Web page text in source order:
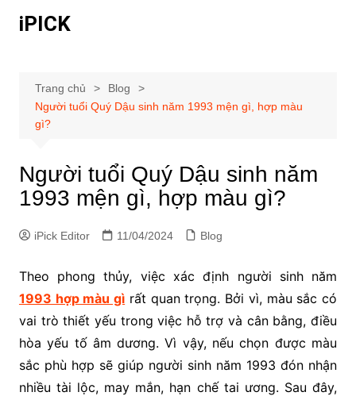
đếniPICK
Trang chủ
Blog
Người tuổi Quý Dậu sinh năm 1993 mện gì, hợp màu
gì?
Người tuổi Quý Dậu sinh năm
1993 mện gì, hợp màu gì?
iPick Editor 11/04/2024 Blog
Theo phong thủy, việc xác định người sinh năm
1993 hợp màu gì rất quan trọng. Bởi vì, màu sắc có
vai trò thiết yếu trong việc hỗ trợ và cân bằng, điều
hòa yếu tố âm dương. Vì vậy, nếu chọn được màu
sắc phù hợp sẽ giúp người sinh năm 1993 đón nhận
nhiều tài lộc, may mắn, hạn chế tai ương. Sau đây,